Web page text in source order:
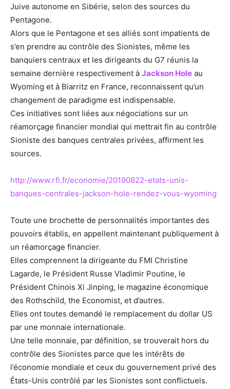
Juive autonome en Sibérie, selon des sources du
Pentagone.
Alors que le Pentagone et ses alliés sont impatients de
s’en prendre au contrôle des Sionistes, même les
banquiers centraux et les dirigeants du G7 réunis la
semaine dernière respectivement à Jackson Hole au
Wyoming et à Biarritz en France, reconnaissent qu’un
changement de paradigme est indispensable.
Ces initiatives sont liées aux négociations sur un
réamorçage financier mondial qui mettrait fin au contrôle
Sioniste des banques centrales privées, affirment les
sources.
http://www.rfi.fr/economie/20190822-etats-unis-
banques-centrales-jackson-hole-rendez-vous-wyoming
Toute une brochette de personnalités importantes des
pouvoirs établis, en appellent maintenant publiquement à
un réamorçage financier.
Elles comprennent la dirigeante du FMI Christine
Lagarde, le Président Russe Vladimir Poutine, le
Président Chinois Xi Jinping, le magazine économique
des Rothschild, the Economist, et d’autres.
Elles ont toutes demandé le remplacement du dollar US
par une monnaie internationale.
Une telle monnaie, par définition, se trouverait hors du
contrôle des Sionistes parce que les intérêts de
l’économie mondiale et ceux du gouvernement privé des
États-Unis contrôlé par les Sionistes sont conflictuels.